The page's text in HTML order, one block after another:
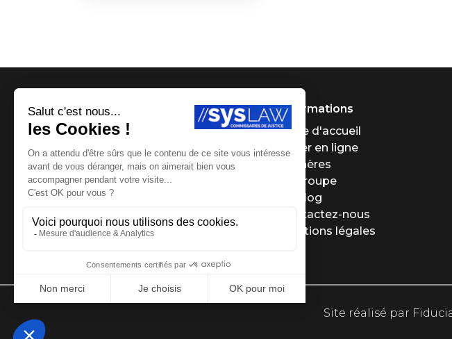
Informations
Page d'accueil
Payer en ligne
Enchères
Le groupe
Le Blog
Contactez-nous
Mentions légales
Site réalisé par